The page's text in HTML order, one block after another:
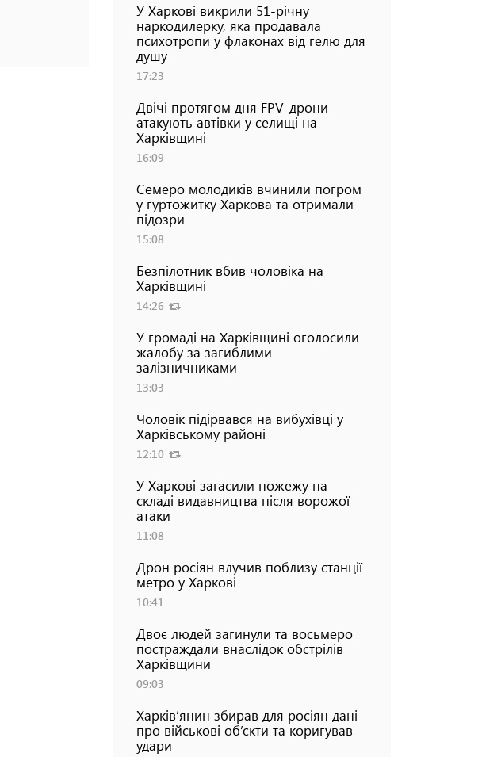
У Харкові викрили 51-річну
наркодилерку, яка продавала
психотропи у флаконах від гелю для
душу
17:23
Двічі протягом дня FPV-дрони
атакують автівки у селищі на
Харківщині
16:09
Семеро молодиків вчинили погром
у гуртожитку Харкова та отримали
підозри
15:08
Безпілотник вбив чоловіка на
Харківщині
14:26
У громаді на Харківщині оголосили
жалобу за загиблими
залізничниками
13:03
Чоловік підірвався на вибухівці у
Харківському районі
12:10
У Харкові загасили пожежу на
складі видавництва після ворожої
атаки
11:08
Дрон росіян влучив поблизу станції
метро у Харкові
10:41
Двоє людей загинули та восьмеро
постраждали внаслідок обстрілів
Харківщини
09:03
Харків’янин збирав для росіян дані
про військові об’єкти та коригував
удари